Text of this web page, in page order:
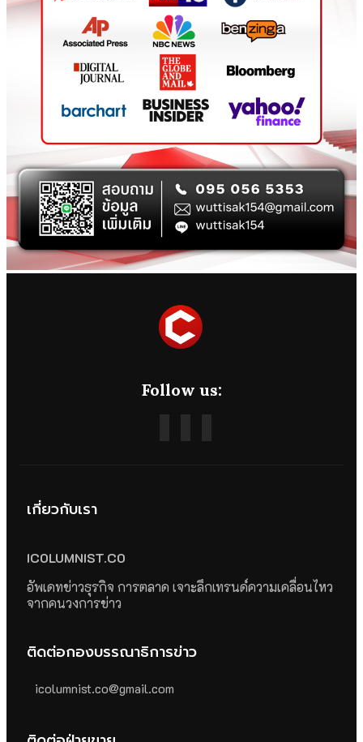
Follow us:
เกี่ยวกับเรา
ICOLUMNIST.CO
อัพเดทข่าวธุรกิจ การตลาด เจาะลึกเทรนด์ความเคลื่อนไหว
จากคนวงการข่าว
ติดต่อกองบรรณาธิการข่าว
icolumnist.co@gmail.com